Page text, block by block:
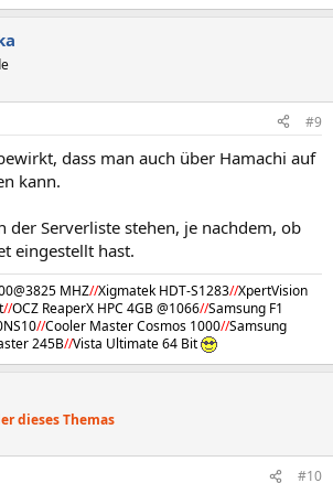
#9
dass man auch über Hamachi auf
kann.
der Serverliste stehen, je nachdem, ob
eingestellt hast.
MHZ//Xigmatek HDT-S1283//XpertVision
//OCZ ReaperX HPC 4GB @1066//Samsung F1
//Cooler Master Cosmos 1000//Samsung
245B//Vista Ultimate 64 Bit
dieses Themas
#10